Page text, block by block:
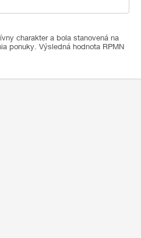
charakter a bola stanovená na
ponuky. Výsledná hodnota RPMN